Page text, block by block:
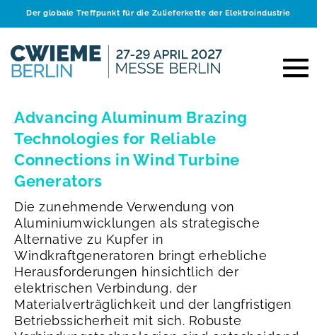
Der globale Treffpunkt für die Zulieferkette der Elektroindustrie
Advancing Aluminum Brazing
Technologies for Reliable
Connections in Wind Turbine
Generators
Die zunehmende Verwendung von
Aluminiumwicklungen als strategische
Alternative zu Kupfer in
Windkraftgeneratoren bringt erhebliche
Herausforderungen hinsichtlich der
elektrischen Verbindung, der
Materialverträglichkeit und der langfristigen
Betriebssicherheit mit sich. Robuste